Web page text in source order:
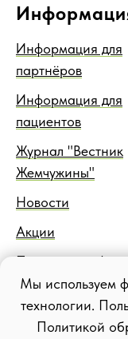
Информация для
партнёров
Информация для
пациентов
Журнал "Вестник
Жемчужины"
Новости
Акции
Правовая
Блог
Мы используем
технологии.
Политикой